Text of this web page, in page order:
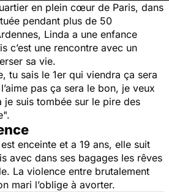
en plein cœur de Paris, dans
pendant plus de 50
Linda a une enfance
c’est une rencontre avec un
sa vie.
tu sais le 1er qui viendra ça sera
pas ça sera le bon, je veux
je suis tombée sur le pire des
enceinte et a 19 ans, elle suit
avec dans ses bagages les rêves
La violence entre brutalement
mari l’oblige à avorter.